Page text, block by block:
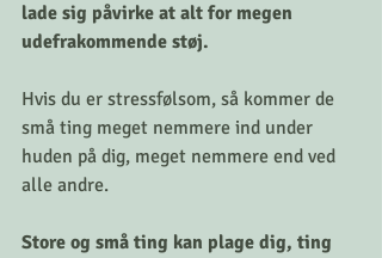
lade sig påvirke at alt for megen
udefrakommende støj.
Hvis du er stressfølsom, så kommer de
små ting meget nemmere ind under
huden på dig, meget nemmere end ved
alle andre.
Store og små ting kan plage dig, ting